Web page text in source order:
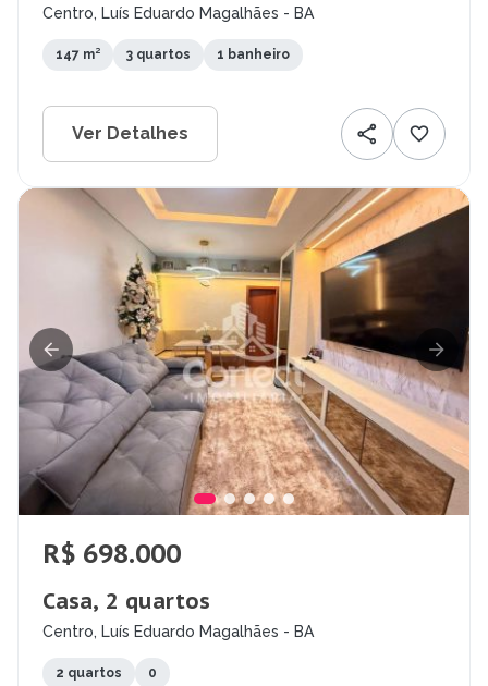
Centro, Luís Eduardo Magalhães - BA
147 m² 3 quartos 1 banheiro
Ver Detalhes
R$ 698.000
Casa, 2 quartos
Centro, Luís Eduardo Magalhães - BA
2 quartos 0